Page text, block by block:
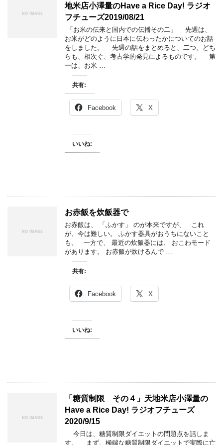
地米店小澤量のHave a Rice Day! ラジオ
フチューズ2019/08/21
「お米の伝来と国内での伝播その二」 先週は、
お米がどのように日本に伝わったかについてのお話
をしました。 先週の話をまとめると、二つ。どち
らも、相次ぐ、考古学的発見によるものです。 第
一は、お米 …
共有:
Facebook X
いいね:
お赤飯を炊飯器で
お赤飯は、 「ふかす」 のが本来ですが、 これ
が、今は難しい。 ふかす器具がおうちにないこと
も。 一方で、 最近の炊飯器には、 おこわモード
があります。 お赤飯が炊けるんで …
共有:
Facebook X
いいね:
「糖質制限 その４」天地米店小澤量の
Have a Rice Day! ラジオフチューズ
2020/9/15
今日は、糖質制限ダイエットの問題点を話しま
す。 まず、極端な糖質制限ダイエットで実際に亡